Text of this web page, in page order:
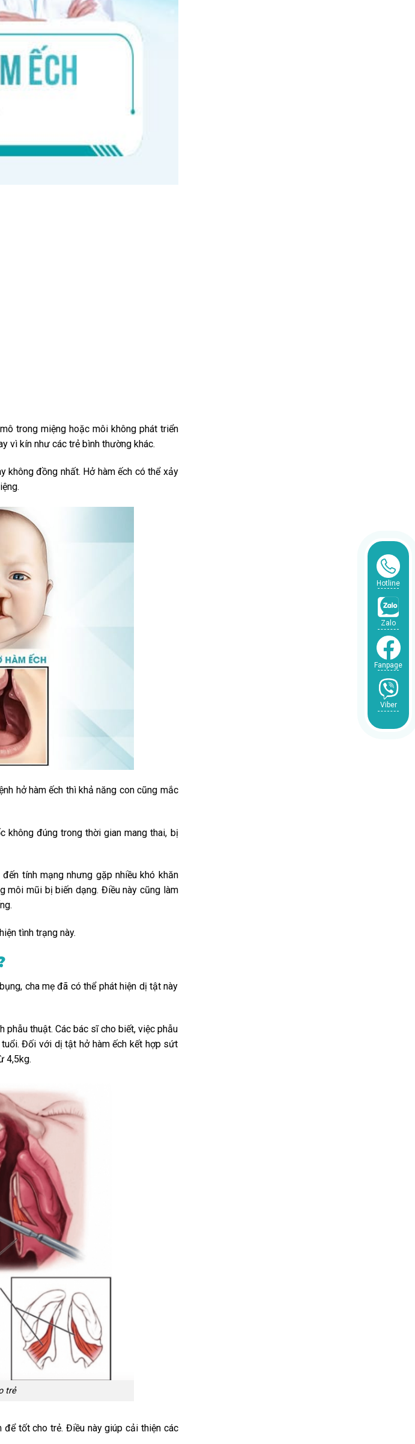
trong miệng hoặc môi không phát triển
vì kín như các trẻ bình thường khác.
không đồng nhất. Hở hàm ếch có thể xảy
hở hàm ếch thì khả năng con cũng mắc
không đúng trong thời gian mang thai, bị
tính mạng nhưng gặp nhiều khó khăn
môi mũi bị biến dạng. Điều này cũng làm
tình trạng này.
cha mẹ đã có thể phát hiện dị tật này
thuật. Các bác sĩ cho biết, việc phẫu
Đối với dị tật hở hàm ếch kết hợp sứt
4,5kg.
trẻ
để tốt cho trẻ. Điều này giúp cải thiện các
Hotline
Zalo
Fanpage
Viber